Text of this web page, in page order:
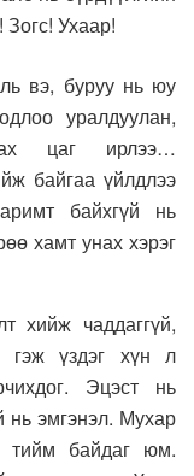
Ухаар!
вэ, буруу нь юу
уралдуулан,
цаг ирлээ…
байгаа үйлдлээ
байхгүй нь
хамт унах хэрэг
хийж чаддаггүй,
гэж үздэг хүн л
Эцэст нь
нь эмгэнэл. Мухар
тийм байдаг юм.